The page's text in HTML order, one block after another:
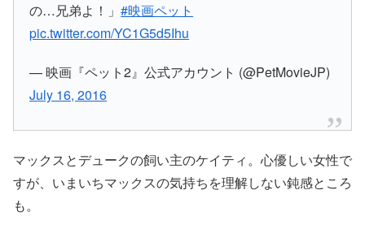
の…兄弟よ！」#映画ペット
pic.twitter.com/YC1G5d5Ihu
— 映画『ペット2』公式アカウント (@PetMovieJP)
July 16, 2016
マックスとデュークの飼い主のケイティ。心優しい女性で
すが、いまいちマックスの気持ちを理解しない鈍感ところ
も。